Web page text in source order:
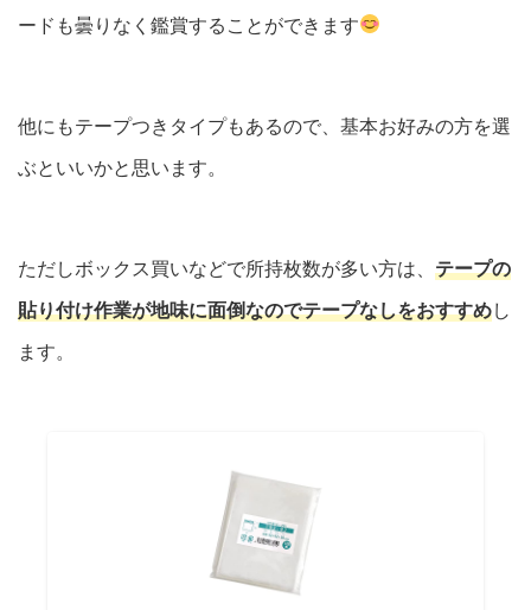
ードも曇りなく鑑賞することができます
他にもテープつきタイプもあるので、基本お好みの方を選
ぶといいかと思います。
ただしボックス買いなどで所持枚数が多い方は、 テープの
貼り付け作業が地味に面倒なのでテープなしをおすすめし
ます。